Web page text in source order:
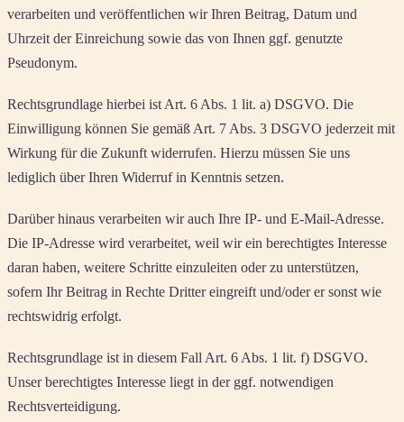
verarbeiten und veröffentlichen wir Ihren Beitrag, Datum und
Uhrzeit der Einreichung sowie das von Ihnen ggf. genutzte
Pseudonym.
Rechtsgrundlage hierbei ist Art. 6 Abs. 1 lit. a) DSGVO. Die
Einwilligung können Sie gemäß Art. 7 Abs. 3 DSGVO jederzeit mit
Wirkung für die Zukunft widerrufen. Hierzu müssen Sie uns
lediglich über Ihren Widerruf in Kenntnis setzen.
Darüber hinaus verarbeiten wir auch Ihre IP- und E-Mail-Adresse.
Die IP-Adresse wird verarbeitet, weil wir ein berechtigtes Interesse
daran haben, weitere Schritte einzuleiten oder zu unterstützen,
sofern Ihr Beitrag in Rechte Dritter eingreift und/oder er sonst wie
rechtswidrig erfolgt.
Rechtsgrundlage ist in diesem Fall Art. 6 Abs. 1 lit. f) DSGVO.
Unser berechtigtes Interesse liegt in der ggf. notwendigen
Rechtsverteidigung.